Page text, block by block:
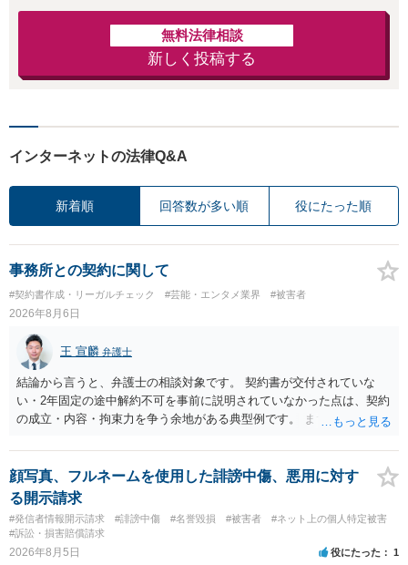
無料法律相談
新しく投稿する
インターネットの法律Q&A
新着順 回答数が多い順 役にたった順
事務所との契約に関して
#契約書作成・リーガルチェック #芸能・エンタメ業界 #被害者
2026年8月6日
王 宣麟 弁護士
結論から言うと、弁護士の相談対象です。 契約書が交付されていな
い・2年固定の途中解約不可を事前に説明されていなかった点は、契約
の成立・内容・拘束力を争う余地がある典型例です。 まずは、運営と
みてはいかがでしょうか。 また同時並行で（もしまだされていないの
であれば）書面で退所意思の明確化はしておくべきだと考えます。
顔写真、フルネームを使用した誹謗中傷、悪用に対す
る開示請求
#発信者情報開示請求 #誹謗中傷 #名誉毀損 #被害者
#ネット上の個人特定被害
#訴訟・損害賠償請求
2026年8月5日 役にたった 1